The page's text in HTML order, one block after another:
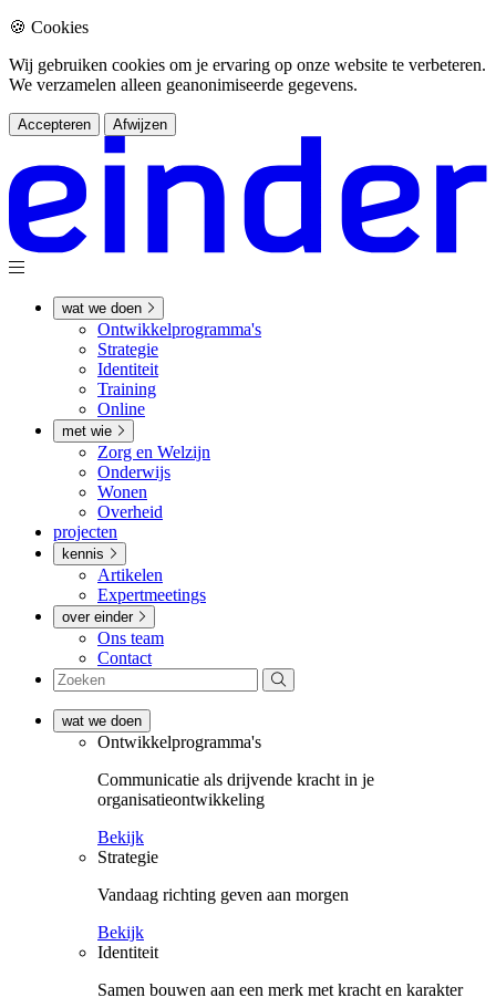
🍪 Cookies
Wij gebruiken cookies om je ervaring op onze website te verbeteren.
We verzamelen alleen geanonimiseerde gegevens.
Accepteren Afwijzen
wat we doen
Ontwikkel­­programma's
Strategie
Identiteit
Training
Online
met wie
Zorg en Welzijn
Onderwijs
Wonen
Overheid
projecten
kennis
Artikelen
Expertmeetings
over einder
Ons team
Contact
wat we doen
Ontwikkel­­programma's
Communicatie als drijvende kracht in je
organisatieontwikkeling
Bekijk
Strategie
Vandaag richting geven aan morgen
Bekijk
Identiteit
Samen bouwen aan een merk met kracht en karakter